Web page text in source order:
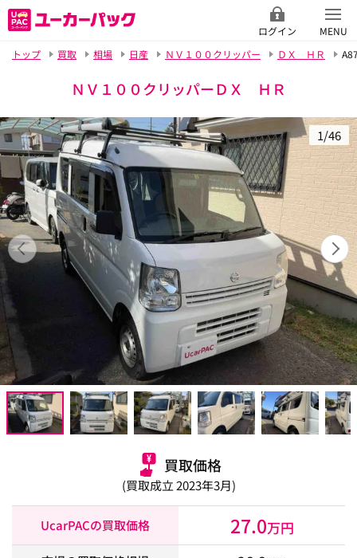
ログイン
MENU
トップ
買取 相場 日産 ＮＶ１００クリッパー ＤＸ ＨＲ
ＮＶ１００クリッパーＤＸ ＨＲ
1/46
買取価格
(買取成立 2023年3月)
UcarPACの買取価格 27.0万円